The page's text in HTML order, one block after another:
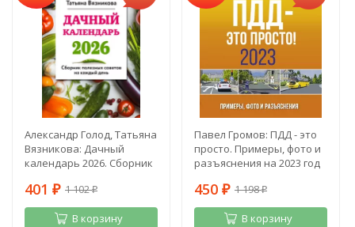
Александр Голод, Татьяна
Вязникова: Дачный
календарь 2026. Сборник
каждый день
401 ₽ 1 102₽
В корзину
Павел Громов: ПДД - это
просто. Примеры, фото и
разъяснения на 2023 год
450 ₽ 1 198₽
В корзину